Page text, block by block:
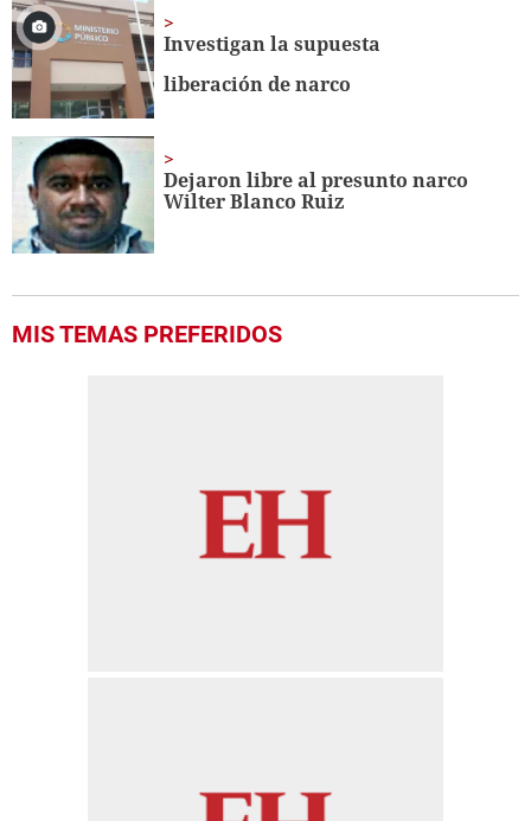
3
minutes,
22
seconds
Investigan la supuesta
liberación de narco
Dejaron libre al presunto narco
Wilter BlancoRuiz
MIS TEMAS PREFERIDOS